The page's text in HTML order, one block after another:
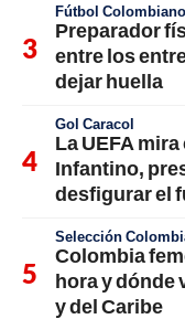
Fútbol Colombiano
Preparador
entre los
dejar huella
Gol Caracol
La UEFA
Infantino,
desfigurar el
Selección
Colombia
hora y dónde
y del Caribe